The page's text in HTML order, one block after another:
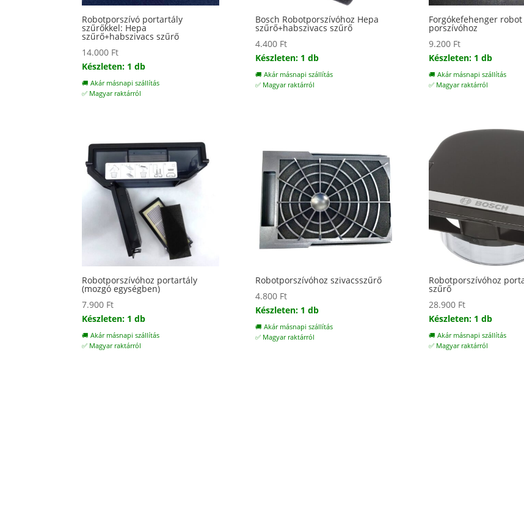
Robotporszívó portartály
szűrőkkel: Hepa
szűrő+habszivacs szűrő
14.000 Ft
Készleten: 1 db
🚚 Akár másnapi szállítás
✅ Magyar raktárról
Bosch Robotporszívóhoz Hepa
szűrő+habszivacs szűrő
4.400 Ft
Készleten: 1 db
🚚 Akár másnapi szállítás
✅ Magyar raktárról
Forgókefehenger robot
porszívóhoz
9.200 Ft
Készleten: 1 db
🚚 Akár másnapi szállítás
✅ Magyar raktárról
Robotporszívóhoz portartály
(mozgó egységben)
7.900 Ft
Készleten: 1 db
🚚 Akár másnapi szállítás
✅ Magyar raktárról
Robotporszívóhoz szivacsszűrő
4.800 Ft
Készleten: 1 db
🚚 Akár másnapi szállítás
✅ Magyar raktárról
Robotporszívóhoz
szűrő
28.900 Ft
Készleten: 1 db
🚚 Akár másnapi szállítás
✅ Magyar raktárról